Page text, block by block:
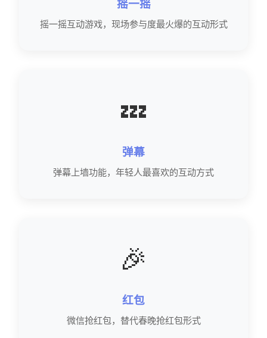
摇一摇
摇一摇互动游戏，现场参与度最火爆的互动形式
💤
弹幕
弹幕上墙功能，年轻人最喜欢的互动方式
🎉
红包
微信抢红包，替代春晚抢红包形式